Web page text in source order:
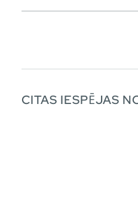
CITAS IESPĒJAS